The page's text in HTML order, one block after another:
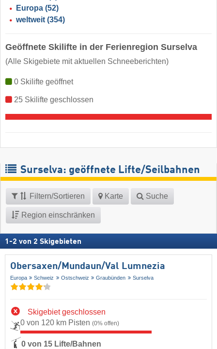
Europa (52)
weltweit (354)
Geöffnete Skilifte in der Ferienregion Surselva
(Alle Skigebiete mit aktuellen Schneeberichten)
0 Skilifte geöffnet
25 Skilifte geschlossen
Surselva: geöffnete Lifte/Seilbahnen
Filtern/Sortieren Karte Suche
Region einschränken
1 -2 von 2 Skigebieten
Obersaxen/​Mundaun/​Val Lumnezia
Europa Schweiz Ostschweiz Graubünden Surselva
Skigebiet geschlossen
0 von 120 km Pisten (0% offen)
0 von 15 Lifte/Bahnen